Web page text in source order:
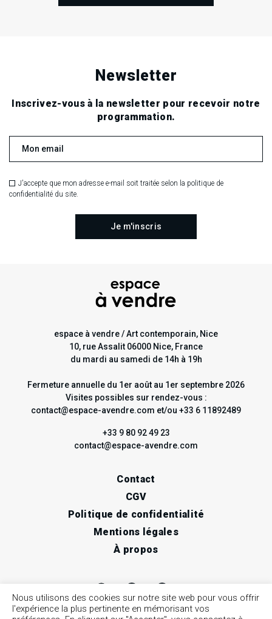
Newsletter
Inscrivez-vous à la newsletter pour recevoir notre
programmation.
J'accepte que mon adresse e-mail soit traitée selon la politique de
confidentialité du site.
espace à vendre / Art contemporain, Nice
10, rue Assalit 06000 Nice, France
du mardi au samedi de 14h à 19h
Fermeture annuelle du 1er août au 1er septembre 2026
Visites possibles sur rendez-vous :
contact@espace-avendre.com et/ou +33 6 11892489
+33 9 80 92 49 23
contact@espace-avendre.com
Contact
CGV
Politique de confidentialité
Mentions légales
À propos
Nous utilisons des cookies sur notre site web pour vous offrir
l'expérience la plus pertinente en mémorisant vos